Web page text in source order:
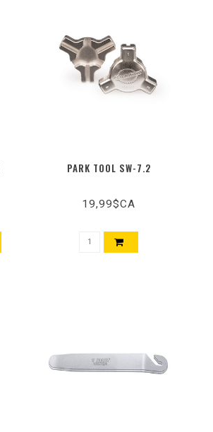
PARK TOOL SW-7.2
19,99$CA